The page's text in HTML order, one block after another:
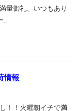
量御礼、いつもあり
…
情報
！！火曜朝イチで満